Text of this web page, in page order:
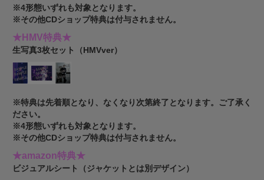
※4形態いずれも対象となります。
※その他CDショップ特典は付与されません。
★HMV特典★
生写真3枚セット（HMVver）
※特典は先着順となり、なくなり次第終了となります。ご了承く
ださい。
※4形態いずれも対象となります。
※その他CDショップ特典は付与されません。
★amazon特典★
ビジュアルシート（ジャケットとは別デザイン）